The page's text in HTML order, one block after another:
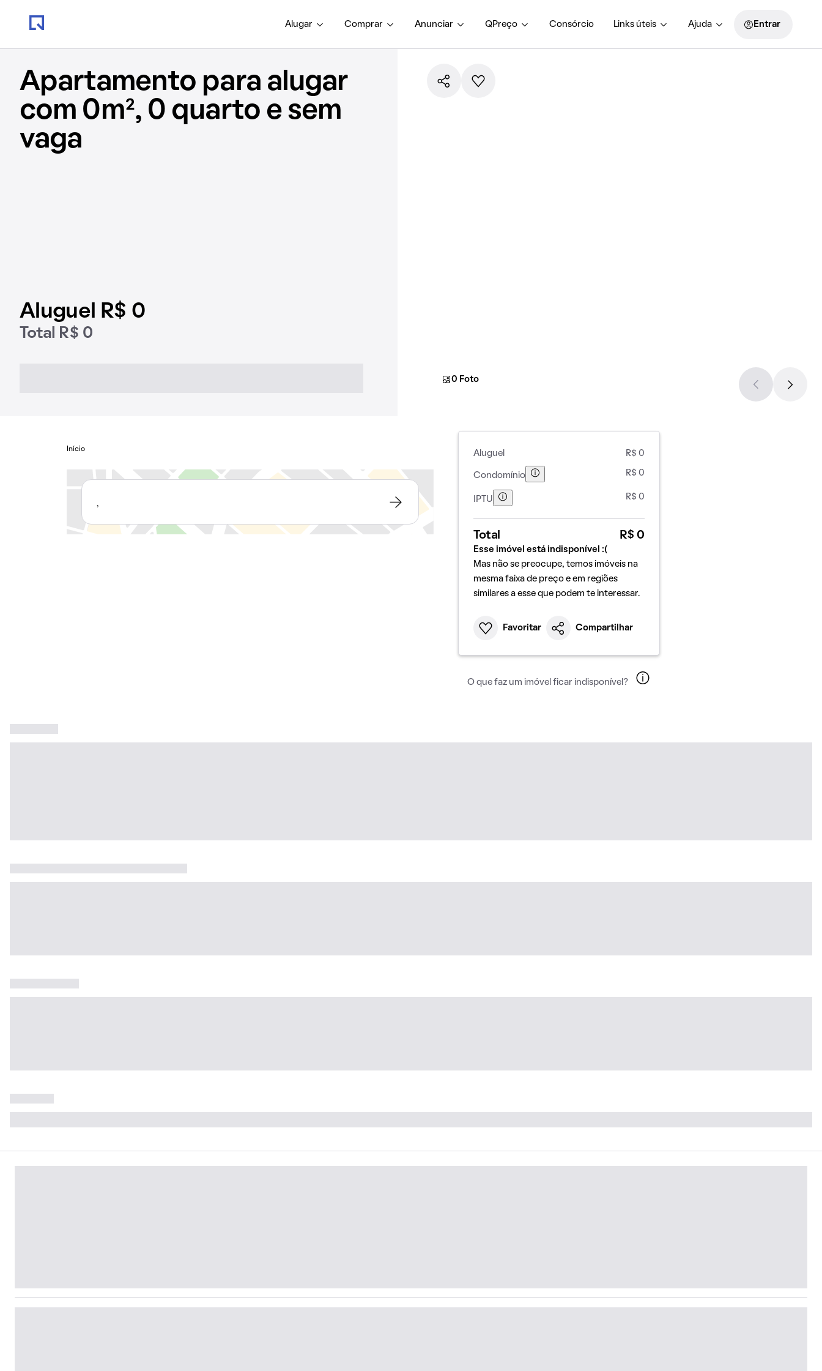
Alugar Comprar Anunciar QPreço Consórcio Links úteis Ajuda Entrar
Apartamento para alugar
com 0m², 0 quarto e sem
vaga
Aluguel R$ 0
Total R$ 0
0 Foto
Início
,
Aluguel R$ 0
Condomínio R$ 0
IPTU R$ 0
Total R$ 0
Esse imóvel está indisponível :(
Mas não se preocupe, temos imóveis na
mesma faixa de preço e em regiões
similares a esse que podem te interessar.
Favoritar Compartilhar
O que faz um imóvel ficar indisponível?